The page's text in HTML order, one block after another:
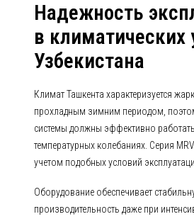
Надежность
в климатических
Узбекистана
Климат Ташкента характеризуется
прохладным зимним периодом,
системы должны эффективно
температурных колебаниях. Серия
учетом подобных условий
Оборудование обеспечивает
производительность даже при